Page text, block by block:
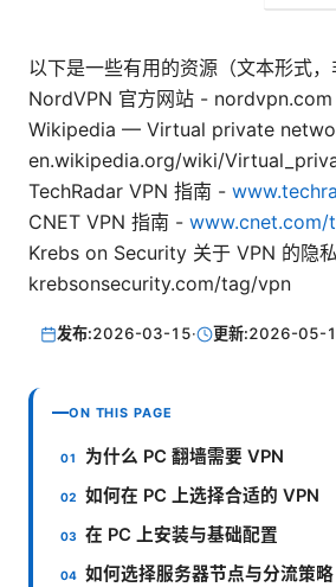
以下是一些有用的资源（文本形式，
NordVPN 官方网站 - nordvpn.com
Wikipedia — Virtual private
en.wikipedia.org/wiki/
TechRadar VPN 指南 -
CNET VPN 指南 -
Krebs on Security 关于 VPN 的隐
krebsonsecurity.com/tag/vpn
发布:2026-03-15· 更新:2026-05-
ON THIS PAGE
为什么 PC 翻墙需要 VPN
如何在 PC 上选择合适的 VPN
在 PC 上安装与基础配置
如何选择服务器节点与分流策略